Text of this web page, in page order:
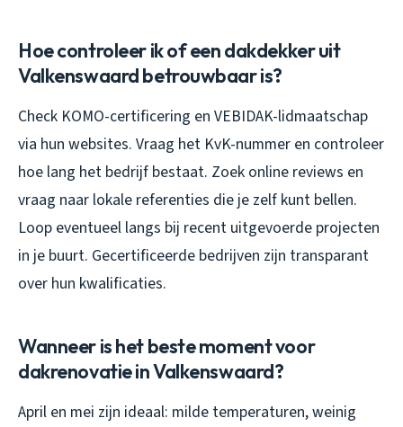
Hoe controleer ik of een dakdekker uit
Valkenswaard betrouwbaar is?
Check KOMO-certificering en VEBIDAK-lidmaatschap
via hun websites. Vraag het KvK-nummer en controleer
hoe lang het bedrijf bestaat. Zoek online reviews en
vraag naar lokale referenties die je zelf kunt bellen.
Loop eventueel langs bij recent uitgevoerde projecten
in je buurt. Gecertificeerde bedrijven zijn transparant
over hun kwalificaties.
Wanneer is het beste moment voor
dakrenovatie in Valkenswaard?
April en mei zijn ideaal: milde temperaturen, weinig